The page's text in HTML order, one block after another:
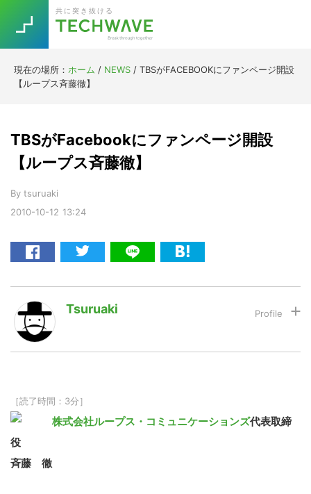
primary
navigation
main
content
primary
sidebar
footer
共に突き抜ける
現在の場所： ホーム / NEWS / TBSがFACEBOOKにファンページ開設
【ループス斉藤徹】
2010-10-12 13:24
TBSがFacebookにファンページ開設
【ループス斉藤徹】
By tsuruaki
Tsuruaki
［読了時間：3分］
株式会社ループス・コミュニケーションズ代表取締
役
斉藤 徹
TOPICS
RE:LIFE
Re:Work
AI
Drone
[Startup]
[Voice Edition]
[YouTube]
投資家登録
Trend 今話題の注目キーワード
5G Asana